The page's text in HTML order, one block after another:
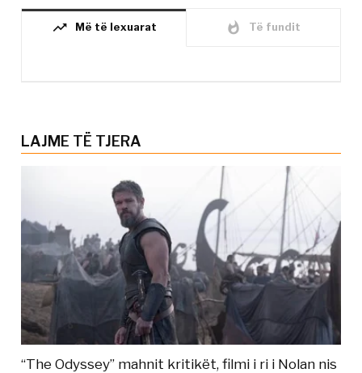
trending_up Më të lexuarat whatshot Të fundit
LAJME TË TJERA
“The Odyssey” mahnit kritikët, filmi i ri i Nolan nis